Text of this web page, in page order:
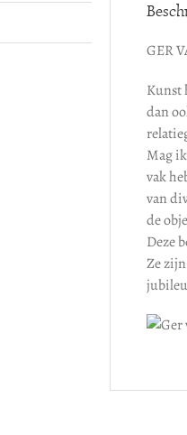
GER
Kunst
dan
Mag
vak
van
de
Deze
Ze